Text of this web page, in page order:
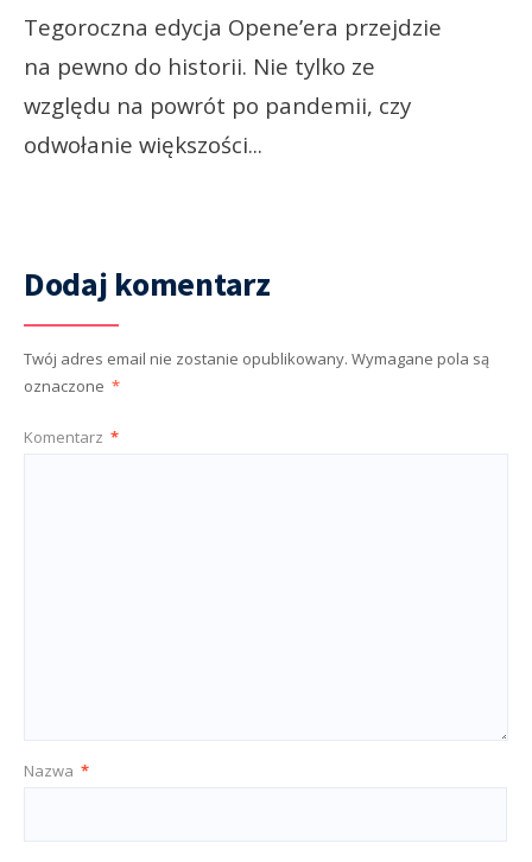
Tegoroczna edycja Opene’era przejdzie
na pewno do historii. Nie tylko ze
względu na powrót po pandemii, czy
odwołanie większości...
Dodaj komentarz
Twój adres email nie zostanie opublikowany. Wymagane pola są
oznaczone *
Komentarz *
Nazwa *